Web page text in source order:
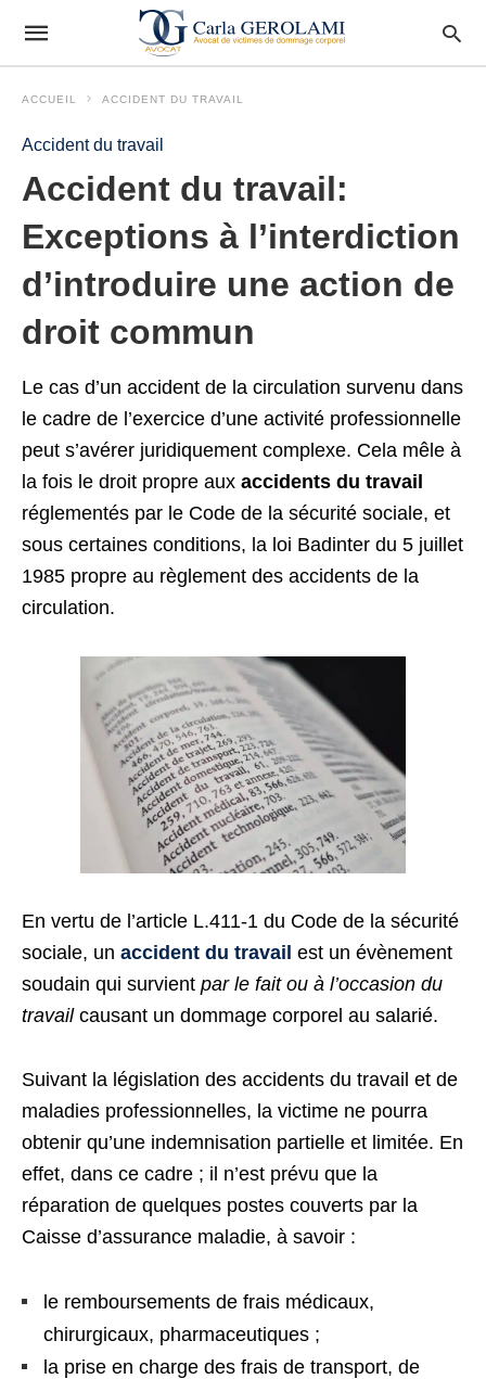
ACCUEIL ACCIDENT DU TRAVAIL
Accident du travail
Accident du travail:
Exceptions à l’interdiction
d’introduire une action de
droit commun
Le cas d’un accident de la circulation survenu dans
le cadre de l’exercice d’une activité professionnelle
peut s’avérer juridiquement complexe. Cela mêle à
la fois le droit propre aux accidents du travail
réglementés par le Code de la sécurité sociale, et
sous certaines conditions, la loi Badinter du 5 juillet
1985 propre au règlement des accidents de la
circulation.
En vertu de l’article L.411-1 du Code de la sécurité
sociale, un accident du travail est un évènement
soudain qui survient par le fait ou à l’occasion du
travailcausant un dommage corporel au salarié.
Suivant la législation des accidents du travail et de
maladies professionnelles, la victime ne pourra
obtenir qu’une indemnisation partielle et limitée. En
effet, dans ce cadre ; il n’est prévu que la
réparation de quelques postes couverts par la
Caisse d’assurance maladie, à savoir :
le remboursements de frais médicaux,
chirurgicaux, pharmaceutiques ;
la prise en charge des frais de transport, de